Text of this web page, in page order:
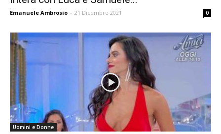
Emanuele Ambrosio - 21 Dicembre 2021 0
Uomini e Donne